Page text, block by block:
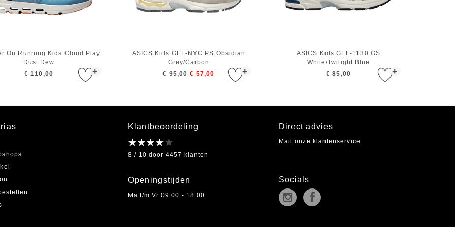
+
On Running Kids Cloud Play
Dust Dew
€ 110,00
+
ASICS Kids GEL-NYC PS Obsidian
Grey/Carbon
€ 95,00 € 57,00 +
ASICS Kids GEL-1130 GS
White/Twilight Blue
€ 85,00
Klantbeoordeling
8 / 10 door 4457 klanten
Openingstijden
Ma t/m Vr 09:00 - 18:00
Direct advies
Mail onze klantenservice
Socials